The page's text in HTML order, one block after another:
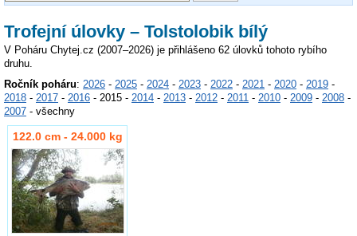
Trofejní úlovky – Tolstolobik bílý
V Poháru Chytej.cz (2007–2026) je přihlášeno 62 úlovků tohoto rybího
druhu.
Ročník poháru: 2026 - 2025 - 2024 - 2023 - 2022 - 2021 - 2020 - 2019 -
2018 - 2017 - 2016 - 2015 - 2014 - 2013 - 2012 - 2011 - 2010 - 2009 - 2008 -
2007 - všechny
122.0 cm - 24.000 kg